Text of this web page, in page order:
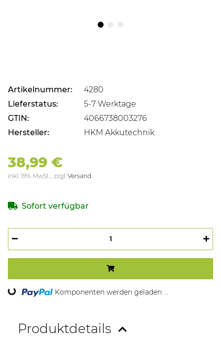
Artikelnummer:
4280
Lieferstatus:
5-7 Werktage
GTIN:
4066738003276
Hersteller:
HKM Akkutechnik
38,99 €
inkl. 19% MwSt. , zzgl. Versand
Sofort verfügbar
Komponenten werden geladen ...
Produktdetails